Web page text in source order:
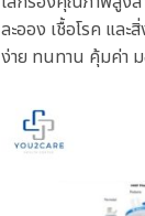
ละออง เชื้อโรค แล
ง่าย ทนทาน คุ้มค่า